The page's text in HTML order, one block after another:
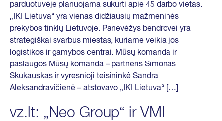
parduotuvėje planuojama sukurti apie 45 darbo vietas.
„IKI Lietuva“ yra vienas didžiausių mažmeninės
prekybos tinklų Lietuvoje. Panevėžys bendrovei yra
strategiškai svarbus miestas, kuriame veikia jos
logistikos ir gamybos centrai. Mūsų komanda ir
paslaugos Mūsų komanda – partneris Simonas
Skukauskas ir vyresnioji teisininkė Sandra
Aleksandravičienė – atstovavo „IKI Lietuva“ […]
vz.lt: „Neo Group“ ir VMI